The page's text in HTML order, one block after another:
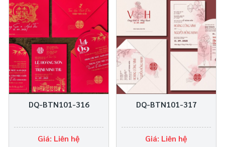
DQ-BTN101-316
Giá: Liên hệ
DQ-BTN101-317
Giá: Liên hệ